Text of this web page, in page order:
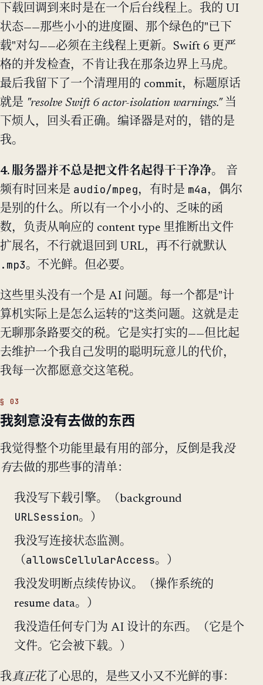
下载回调到来时是在一个后台线程上。我的 UI
状态——那些小小的进度圈、那个绿色的"已下
载"对勾——必须在主线程上更新。Swift 6 更严
格的并发检查，不肯让我在那条边界上马虎。
最后我留下了一个清理用的 commit，标题原话
就是 "resolve Swift 6 actor-isolation warnings."当
下烦人，回头看正确。编译器是对的，错的是
我。
4. 服务器并不总是把文件名起得干干净净。
音
频有时回来是 audio/mpeg，有时是 m4a ，偶尔
是别的什么。所以有一个小小的、乏味的函
数，负责从响应的 content type 里推断出文件
扩展名，不行就退回到 URL，再不行就默认
.mp3。不光鲜。但必要。
这些里头没有一个是 AI 问题。每一个都是"计
算机实际上是怎么运转的"这类问题。这就是走
无聊那条路要交的税。它是实打实的——但比起
去维护一个我自己发明的聪明玩意儿的代价，
我每一次都愿意交这笔税。
我刻意没有去做的东西
我觉得整个功能里最有用的部分，反倒是我没
有去做的那些事的清单：
我没写下载引擎。（background
URLSession。）
我没写连接状态监测。
（allowsCellularAccess。）
我没发明断点续传协议。（操作系统的
resume data。）
我没造任何专门为 AI 设计的东西。（它是个
文件。它会被下载。）
我真正花了心思的，是些又小又不光鲜的事：